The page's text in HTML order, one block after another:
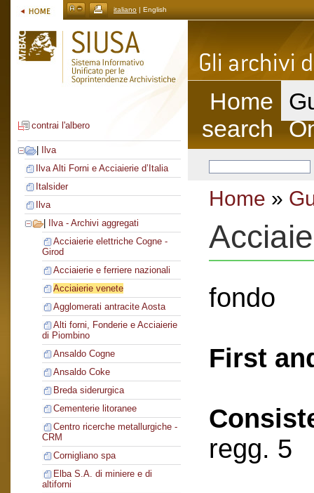
italiano | English
contrai l'albero
Ilva
Ilva Alti Forni e Acciaierie d’Italia
Italsider
Ilva
Ilva - Archivi aggregati
Acciaierie elettriche Cogne -
Girod
Acciaierie e ferriere nazionali
Acciaierie venete
Agglomerati antracite Aosta
Alti forni, Fonderie e Acciaierie
di Piombino
Ansaldo Cogne
Ansaldo Coke
Breda siderurgica
Cementerie litoranee
Centro ricerche metallurgiche -
CRM
Cornigliano spa
Elba S.A. di miniere e di
altiforni
Home
search
Home »
fondo
First
regg. 5